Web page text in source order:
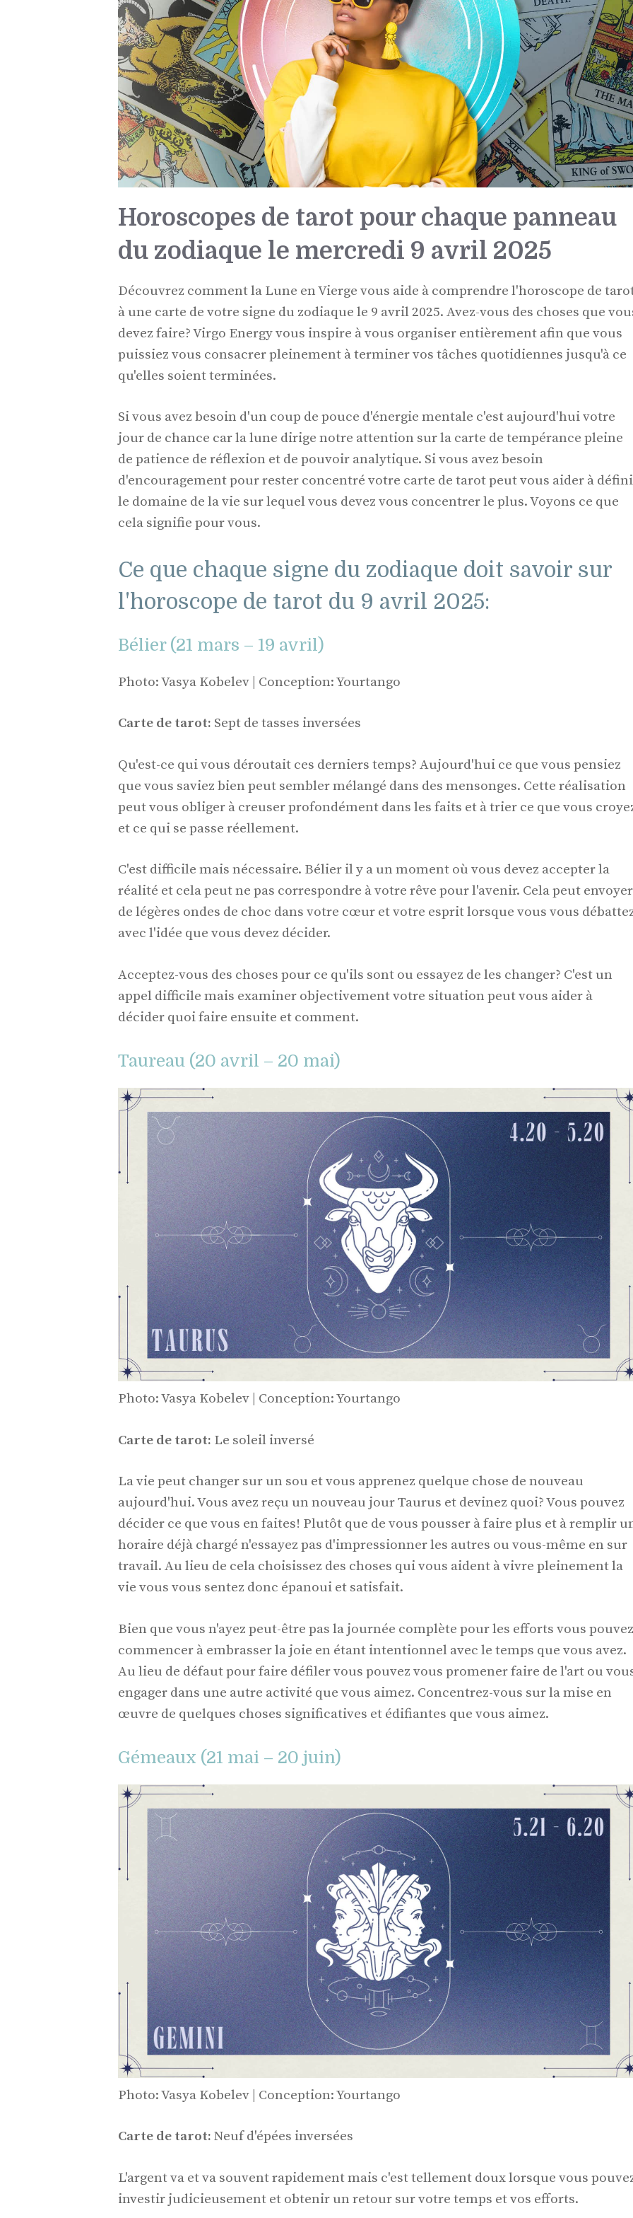
Horoscopes de tarot pour chaque panneau
du zodiaque le mercredi 9 avril 2025
Découvrez comment la Lune en Vierge vous aide à comprendre l'horoscope de
à une carte de votre signe du zodiaque le 9 avril 2025. Avez-vous des choses que
devez faire? Virgo Energy vous inspire à vous organiser entièrement afin que vous
puissiez vous consacrer pleinement à terminer vos tâches quotidiennes jusqu'à ce
qu'elles soient terminées.
Si vous avez besoin d'un coup de pouce d'énergie mentale c'est aujourd'hui votre
jour de chance car la lune dirige notre attention sur la carte de tempérance pleine
de patience de réflexion et de pouvoir analytique. Si vous avez besoin
d'encouragement pour rester concentré votre carte de tarot peut vous aider à
le domaine de la vie sur lequel vous devez vous concentrer le plus. Voyons ce que
cela signifie pour vous.
Ce que chaque signe du zodiaque doit savoir sur
l'horoscope de tarot du 9 avril 2025:
Bélier (21 mars – 19 avril)
Photo: Vasya Kobelev | Conception: Yourtango
Carte de tarot: Sept de tasses inversées
Qu'est-ce qui vous déroutait ces derniers temps? Aujourd'hui ce que vous pensiez
que vous saviez bien peut sembler mélangé dans des mensonges. Cette réalisation
peut vous obliger à creuser profondément dans les faits et à trier ce que vous
et ce qui se passe réellement.
C'est difficile mais nécessaire. Bélier il y a un moment où vous devez accepter la
réalité et cela peut ne pas correspondre à votre rêve pour l'avenir. Cela peut envoyer
de légères ondes de choc dans votre cœur et votre esprit lorsque vous vous
avec l'idée que vous devez décider.
Acceptez-vous des choses pour ce qu'ils sont ou essayez de les changer? C'est un
appel difficile mais examiner objectivement votre situation peut vous aider à
décider quoi faire ensuite et comment.
Taureau (20 avril – 20 mai)
Photo: Vasya Kobelev | Conception: Yourtango
Carte de tarot: Le soleil inversé
La vie peut changer sur un sou et vous apprenez quelque chose de nouveau
aujourd'hui. Vous avez reçu un nouveau jour Taurus et devinez quoi? Vous pouvez
décider ce que vous en faites! Plutôt que de vous pousser à faire plus et à remplir
horaire déjà chargé n'essayez pas d'impressionner les autres ou vous-même en sur
travail. Au lieu de cela choisissez des choses qui vous aident à vivre pleinement la
vie vous vous sentez donc épanoui et satisfait.
Bien que vous n'ayez peut-être pas la journée complète pour les efforts vous pouvez
commencer à embrasser la joie en étant intentionnel avec le temps que vous avez.
Au lieu de défaut pour faire défiler vous pouvez vous promener faire de l'art ou
engager dans une autre activité que vous aimez. Concentrez-vous sur la mise en
œuvre de quelques choses significatives et édifiantes que vous aimez.
Gémeaux (21 mai – 20 juin)
Photo: Vasya Kobelev | Conception: Yourtango
Carte de tarot: Neuf d'épées inversées
L'argent va et va souvent rapidement mais c'est tellement doux lorsque vous
investir judicieusement et obtenir un retour sur votre temps et vos efforts.